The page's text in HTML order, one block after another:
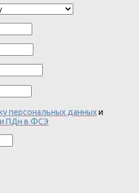
персональных данныхи
ПДн в ФСЭ